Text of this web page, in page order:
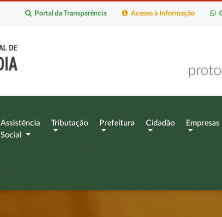
Acesso à Informação
Portal da Transparência
Assistência
Social
Tributação Prefeitura Cidadão Empresas